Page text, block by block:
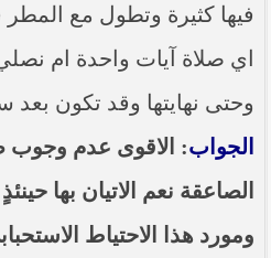
فيها كثيرة وتطول مع
اي صلاة آيات واحدة ام
وحتى نهايتها وقد تكون بعد
الجواب: الاقوى عدم وجوب
الصاعقة نعم الاتيان بها
ومورد هذا الاحتياط